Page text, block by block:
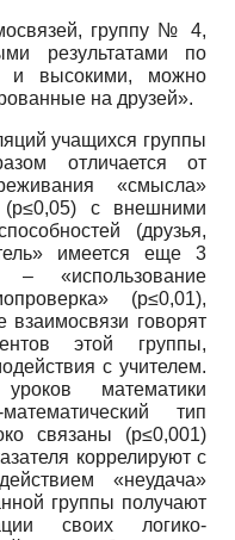
группу № 4,
результатами по
и высокими, можно
на друзей».
учащихся группы
отличается от
«смысла»
(p≤0,05) с внешними
(друзья,
имеется еще 3
– «использование
(p≤0,01),
говорят
этой группы,
с учителем.
математики
тип
связаны (p≤0,001)
коррелируют с
«неудача»
группы получают
своих логико-